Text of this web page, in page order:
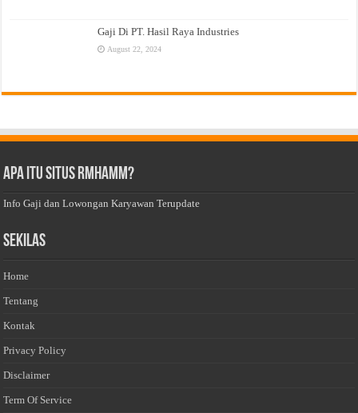
Gaji Di PT. Hasil Raya Industries
August 22, 2024
Apa Itu Situs Rmhamm?
Info Gaji dan Lowongan Karyawan Terupdate
Sekilas
Home
Tentang
Kontak
Privacy Policy
Disclaimer
Term Of Service